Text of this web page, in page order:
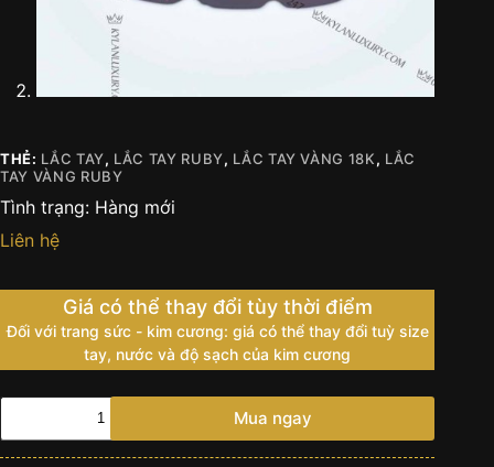
THẺ: LẮC TAY, LẮC TAY RUBY, LẮC TAY VÀNG 18K, LẮC
TAY VÀNG RUBY
Tình trạng: Hàng mới
Liên hệ
Giá có thể thay đổi tùy thời điểm
Đối với trang sức - kim cương: giá có thể thay đổi tuỳ size
tay, nước và độ sạch của kim cương
Lắc
Blaze
Mua ngay